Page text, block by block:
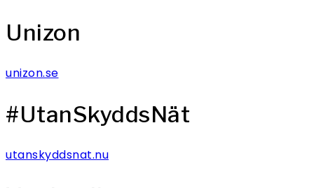
Unizon
unizon.se
#UtanSkyddsNät
utanskyddsnat.nu